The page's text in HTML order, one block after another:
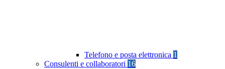
Telefono e posta elettronica 1
Consulenti e collaboratori 16